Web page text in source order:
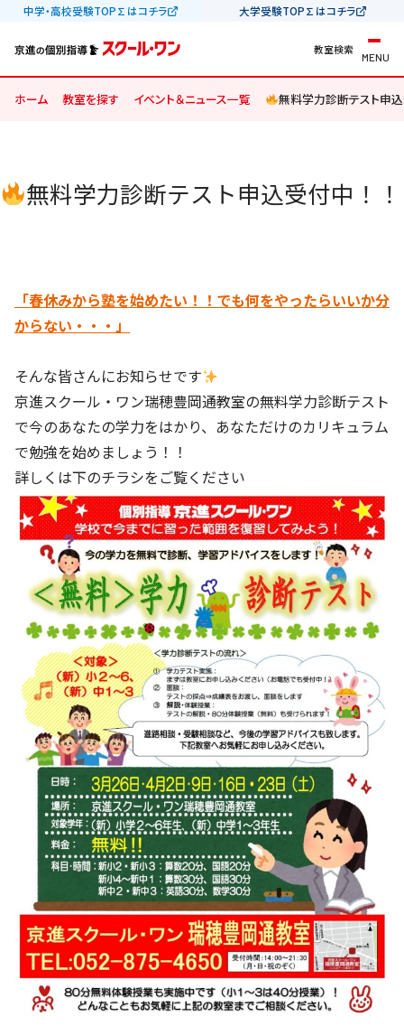
中学・高校受験TOP∑はコチラ 大学受験TOP∑はコチラ
教室検索
MENU
ホーム 教室を探す イベント＆ニュース一覧 無料学力診断テスト申込
無料学力診断テスト申込受付中！！
「春休みから塾を始めたい！！でも何をやったらいいか分
からない・・・」
そんな皆さんにお知らせです
京進スクール・ワン瑞穂豊岡通教室の無料学力診断テスト
で今のあなたの学力をはかり、あなただけのカリキュラム
で勉強を始めましょう！！
詳しくは下のチラシをご覧ください